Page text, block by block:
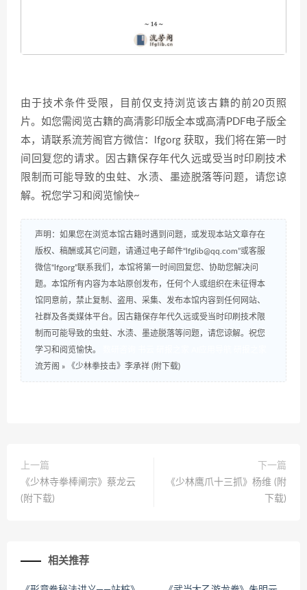
由于技术条件受限，目前仅支持浏览该古籍的前20页照
片。如您需阅览古籍的高清影印版全本或高清PDF电子版全
本，请联系流芳阁官方微信：lfgorg 获取，我们将在第一时
间回复您的请求。因古籍保存年代久远或受当时印刷技术
限制而可能导致的虫蛀、水渍、墨迹脱落等问题，请您谅
解。祝您学习和阅览愉快~
声明：如果您在浏览本馆古籍时遇到问题，或发现本站文章存在
版权、稿酬或其它问题，请通过电子邮件“lfglib@qq.com”或客服
微信“lfgorg”联系我们，本馆将第一时间回复您、协助您解决问
题。本馆所有内容为本站原创发布，任何个人或组织在未征得本
馆同意前，禁止复制、盗用、采集、发布本馆内容到任何网站、
社群及各类媒体平台。因古籍保存年代久远或受当时印刷技术限
制而可能导致的虫蛀、水渍、墨迹脱落等问题，请您谅解。祝您
学习和阅览愉快。
流芳阁 » 《少林拳技击》李承祥 (附下载)
上一篇
《少林寺拳棒阐宗》蔡龙云
(附下载)
下一篇
《少林鹰爪十三抓》杨维 (附
下载)
相关推荐